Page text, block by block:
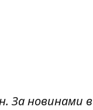
За новинами в